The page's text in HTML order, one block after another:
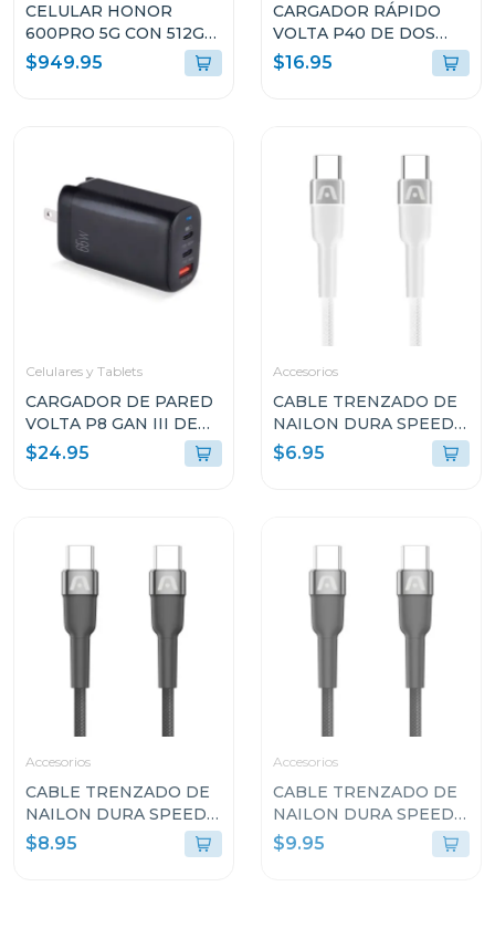
CELULAR HONOR
600PRO 5G CON 512GB
DE ALMACENAMIENTO
Y 12GB DE RAM COLOR
$949.95
CARGADOR RÁPIDO
VOLTA P40 DE DOS
PUERTOS CON CABLE
USB TIPO C
$16.95
Celulares y Tablets
CARGADOR DE PARED
VOLTA P8 GAN III DE
65W CON DOBLE
PUERTO USB-C Y
$24.95
Accesorios
CABLE TRENZADO DE
NAILON DURA SPEED
DE 65W TIPO C EN
AMBOS LADOS DE 1.8M
$6.95
Accesorios
CABLE TRENZADO DE
NAILON DURA SPEED
DE 100W TIPO C EN
AMBOS LADOS DE 3M
$8.95
Accesorios
CABLE TRENZADO DE
NAILON DURA SPEED
DE 240W TIPO-C A
TIPO-C PARA CARGA Y
$9.95